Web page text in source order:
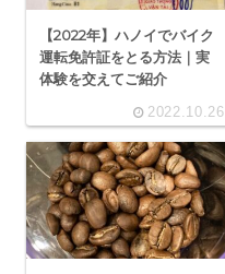
【2022年】ハノイでバイク
運転免許証をとる方法｜実
体験を交えてご紹介
2022.10.26